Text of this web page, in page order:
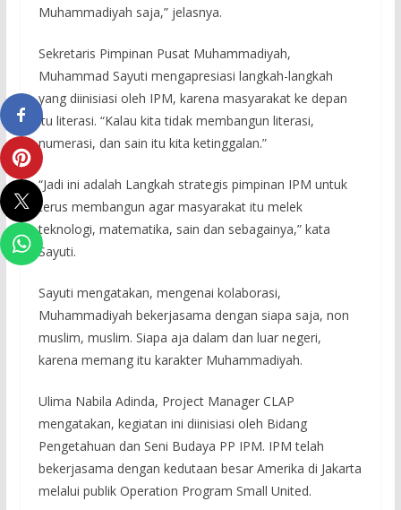
Muhammadiyah saja,” jelasnya.
Sekretaris Pimpinan Pusat Muhammadiyah,
Muhammad Sayuti mengapresiasi langkah-langkah
yang diinisiasi oleh IPM, karena masyarakat ke depan
itu literasi. “Kalau kita tidak membangun literasi,
numerasi, dan sain itu kita ketinggalan.”
“Jadi ini adalah Langkah strategis pimpinan IPM untuk
terus membangun agar masyarakat itu melek
teknologi, matematika, sain dan sebagainya,” kata
Sayuti.
Sayuti mengatakan, mengenai kolaborasi,
Muhammadiyah bekerjasama dengan siapa saja, non
muslim, muslim. Siapa aja dalam dan luar negeri,
karena memang itu karakter Muhammadiyah.
Ulima Nabila Adinda, Project Manager CLAP
mengatakan, kegiatan ini diinisiasi oleh Bidang
Pengetahuan dan Seni Budaya PP IPM. IPM telah
bekerjasama dengan kedutaan besar Amerika di Jakarta
melalui publik Operation Program Small United.